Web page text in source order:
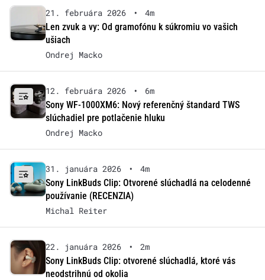
21. februára 2026 •
4m
Len zvuk a vy: Od gramofónu k súkromiu vo vašich
ušiach
Ondrej Macko
12. februára 2026 •
6m
Sony WF-1000XM6: Nový referenčný štandard TWS
slúchadiel pre potlačenie hluku
Ondrej Macko
31. januára 2026 •
4m
Sony LinkBuds Clip: Otvorené slúchadlá na celodenné
používanie (RECENZIA)
Michal Reiter
22. januára 2026 •
2m
Sony LinkBuds Clip: otvorené slúchadlá, ktoré vás
neodstrihnú od okolia